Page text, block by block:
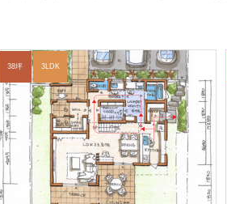
38坪 3LDK